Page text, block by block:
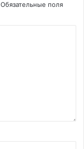
Обязательные поля